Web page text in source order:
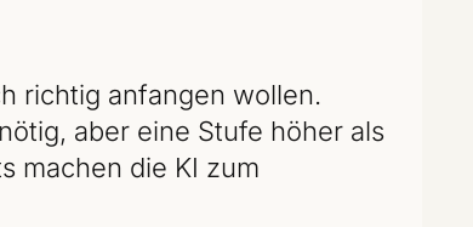
richtig anfangen wollen.
aber eine Stufe höher als
machen die KI zum